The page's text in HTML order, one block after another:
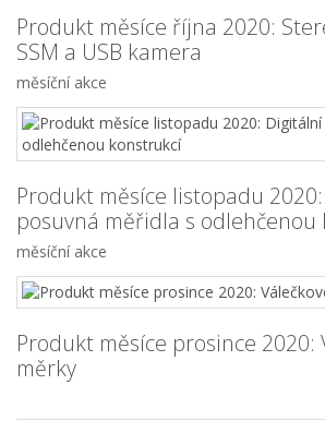
Produkt měsíce října 2020:
SSM a USB kamera
měsíční akce
Produkt měsíce listopadu
posuvná měřidla s
měsíční akce
Produkt měsíce prosince 2020:
měrky